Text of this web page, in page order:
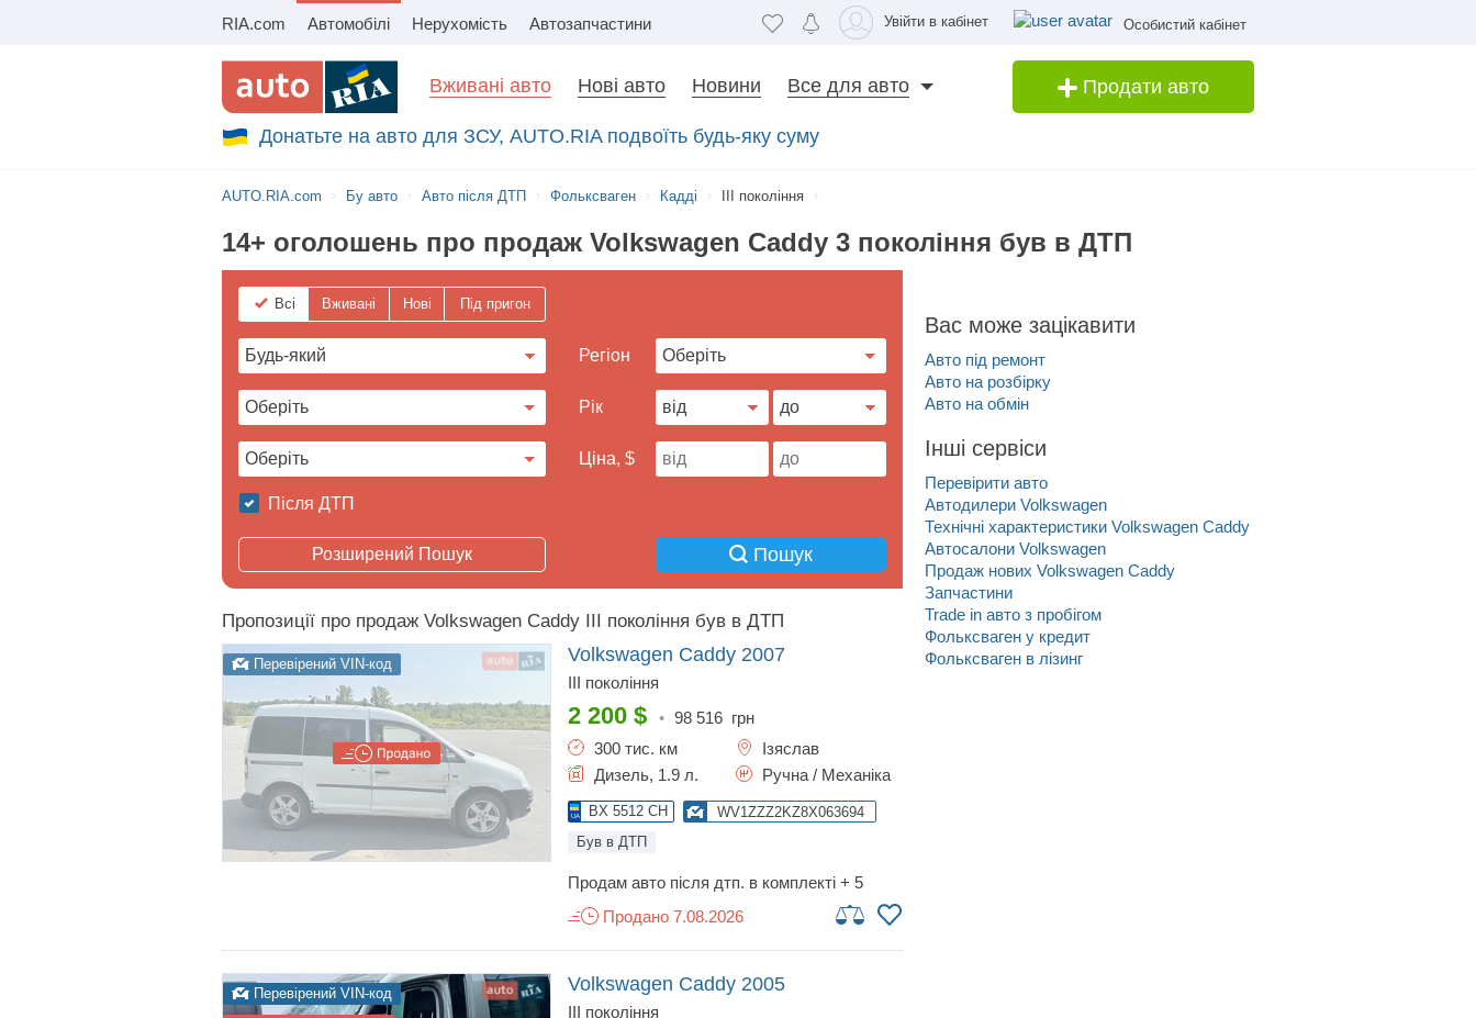
Увійти в кабінет Особистий кабінет
RIA.com Автомобілі Нерухомість Автозапчастини
Збір на авто для ЗСУ Продати авто
Вживані авто Нові авто Новини Все для авто
Донатьте на авто для ЗСУ, AUTO.RIA подвоїть будь-яку суму
AUTO.RIA.com Бу авто Авто після ДТП Фольксваген Кадді III покоління
14+ оголошень про продаж Volkswagen Caddy 3 покоління був в ДТП
Всі Вживані Нові Під пригон
Регіон
Рік
Ціна, $
Після ДТП
Розширений Пошук Пошук
Пропозиції про продаж Volkswagen Caddy III покоління був в ДТП
Перевірений VIN-код Volkswagen Caddy 2007
III покоління
2 200 $ • 98 516 грн
300 тис. км
Ізяслав
Дизель, 1.9 л.
Ручна / Механіка
BX 5512 CH
WV1ZZZ2KZ8X063694
Був в ДТП
продам авто після дтп. в комплекті + 5
Продано 7.08.2026
Перевірений VIN-код
Volkswagen Caddy 2005
III покоління
Вас може зацікавити
Авто під ремонт
Авто на розбірку
Авто на обмін
Інші сервіси
Перевірити авто
Автодилери Volkswagen
Технічні характеристики Volkswagen Caddy
Автосалони Volkswagen
Продаж нових Volkswagen Caddy
Запчастини
Trade in авто з пробігом
Фольксваген у кредит
Фольксваген в лізинг